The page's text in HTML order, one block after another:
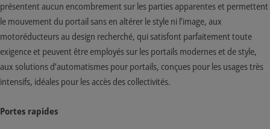
présentent aucun encombrement sur les parties apparentes et permettent
le mouvement du portail sans en altérer le style ni l’image, aux
motoréducteurs au design recherché, qui satisfont parfaitement toute
exigence et peuvent être employés sur les portails modernes et de style,
aux solutions d’automatismes pour portails, conçues pour les usages très
intensifs, idéales pour les accès des collectivités.
Portes rapides